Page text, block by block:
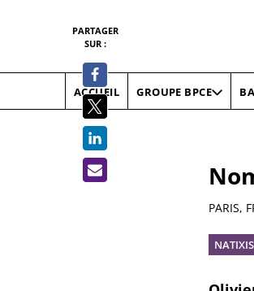
ACCUEIL GROUPE BPCE
PARIS,
PARTAGER
SUR :